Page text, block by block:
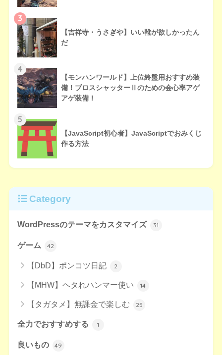
3
【吉祥寺・うさぎや】いい靴が欲しかったん
だ
4
【モンハンワールド】上位終盤用おすすめ装
備！ブロスシャッターⅡのための会心率アゲ
アゲ装備！
5
【JavaScript初心者】JavaScriptでおみくじ
作る方法
Category
WordPressのテーマをカスタマイズ 31
ゲーム 42
【DbD】ポンコツ日記 2
【MHW】ヘタれハンマー使い 14
【タガタメ】無課金で楽しむ 25
全力でおすすめする 1
良いもの 49